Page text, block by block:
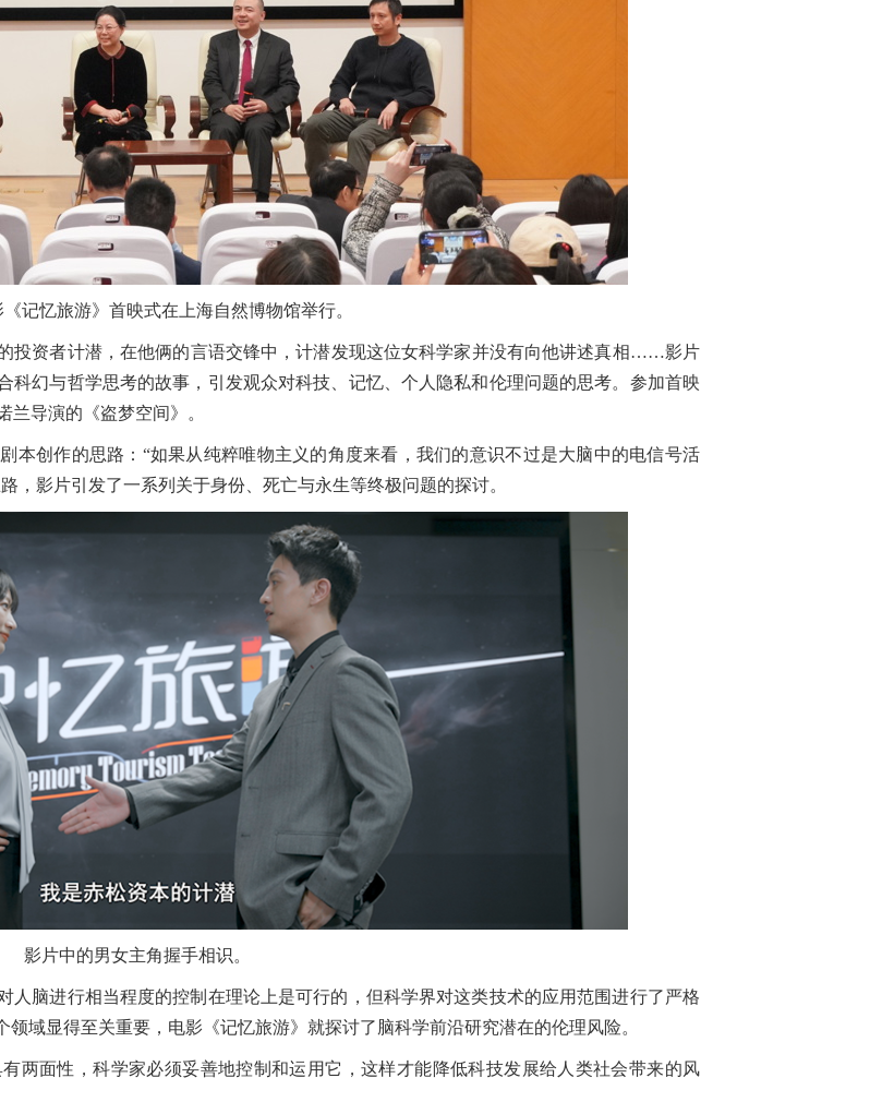
记忆旅游》首映式在上海自然博物馆举行。
资者计潜，在他俩的言语交锋中，计潜发现这位女科学家并没有向他讲述真相……影片
科幻与哲学思考的故事，引发观众对科技、记忆、个人隐私和伦理问题的思考。参加首映
兰导演的《盗梦空间》。
创作的思路：“如果从纯粹唯物主义的角度来看，我们的意识不过是大脑中的电信号活
，影片引发了一系列关于身份、死亡与永生等终极问题的探讨。
影片中的男女主角握手相识。
脑进行相当程度的控制在理论上是可行的，但科学界对这类技术的应用范围进行了严格
域显得至关重要，电影《记忆旅游》就探讨了脑科学前沿研究潜在的伦理风险。
面性，科学家必须妥善地控制和运用它，这样才能降低科技发展给人类社会带来的风